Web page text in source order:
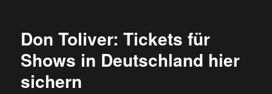
Don Toliver: Tickets für
Shows in Deutschland hier
sichern